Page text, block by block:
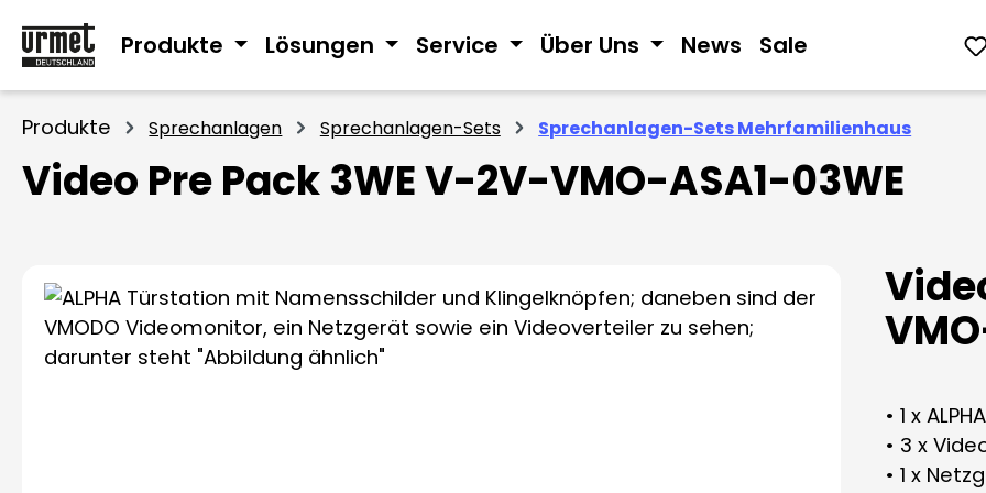
Hauptinhalt springen
Zur Suche springen
Zur Hauptnavigation springen
Produkte Lösungen Service Über Uns News Sale
Produkte Sprechanlagen Sprechanlagen-Sets Sprechanlagen-Sets Mehrfamilienhaus
Video Pre Pack 3WE V-2V-VMO-ASA1-03WE
Bildergalerie überspringen
• 1 x
• 3 x
• 1 x